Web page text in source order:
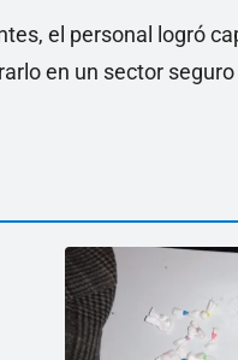
el personal logró
en un sector